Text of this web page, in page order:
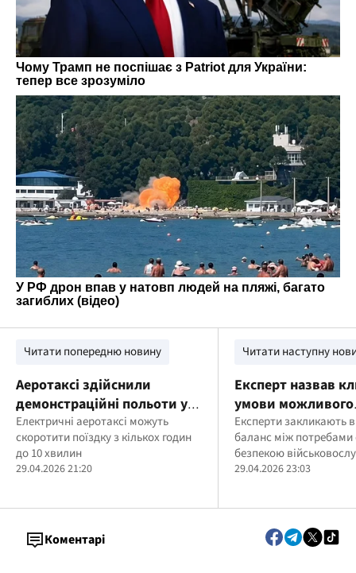
Читати попередню новину
Аеротаксі здійснили
демонстраційні польоти у
мегаполісі США
Електричні аеротаксі можуть
скоротити поїздку з кількох годин
до 10 хвилин
29.04.2026 21:20
Читати наступну
Експерт назвав
умови можливого
зниження
віку
Експерти закликають
баланс між
безпекою
29.04.2026 23:03
Коментарі